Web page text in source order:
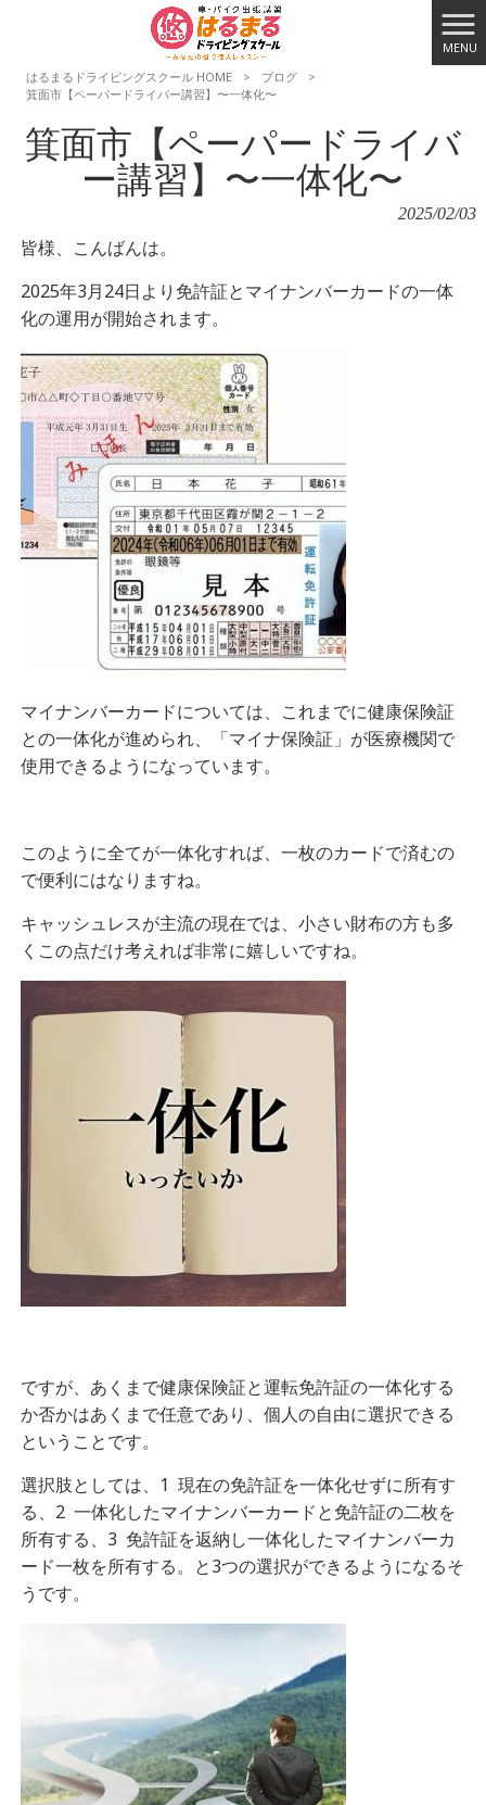
MENU
はるまるドライビングスクール HOME
> ブログ
>
箕面市【ペーパードライバー講習】〜一体化〜
箕面市【ペーパードライバ
ー講習】〜一体化〜
2025/02/03
皆様、こんばんは。
2025年3月24日より免許証とマイナンバーカードの一体
化の運用が開始されます。
マイナンバーカードについては、これまでに健康保険証
との一体化が進められ、「マイナ保険証」が医療機関で
使用できるようになっています。
このように全てが一体化すれば、一枚のカードで済むの
で便利にはなりますね。
キャッシュレスが主流の現在では、小さい財布の方も多
くこの点だけ考えれば非常に嬉しいですね。
ですが、あくまで健康保険証と運転免許証の一体化する
か否かはあくまで任意であり、個人の自由に選択できる
ということです。
選択肢としては、1 現在の免許証を一体化せずに所有す
る、2 一体化したマイナンバーカードと免許証の二枚を
所有する、3 免許証を返納し一体化したマイナンバーカ
ード一枚を所有する。と3つの選択ができるようになるそ
うです。